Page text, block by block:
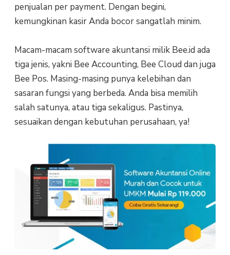
penjualan per payment. Dengan begini,
kemungkinan kasir Anda bocor sangatlah minim.
Macam-macam software akuntansi milik Bee.id ada
tiga jenis, yakni Bee Accounting, Bee Cloud dan juga
Bee Pos. Masing-masing punya kelebihan dan
sasaran fungsi yang berbeda. Anda bisa memilih
salah satunya, atau tiga sekaligus. Pastinya,
sesuaikan dengan kebutuhan perusahaan, ya!